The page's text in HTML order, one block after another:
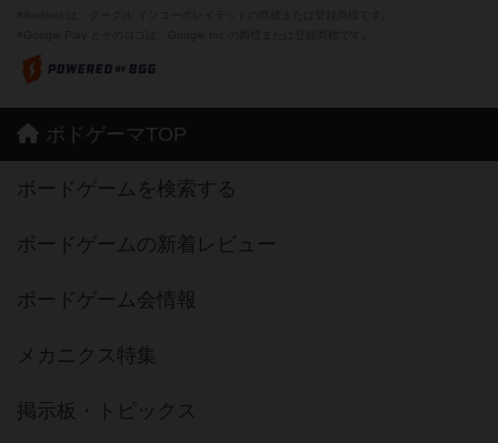
ボドゲーマTOP
ボードゲームを検索する
ボードゲームの新着レビュー
ボードゲーム会情報
メカニクス特集
掲示板・トピックス